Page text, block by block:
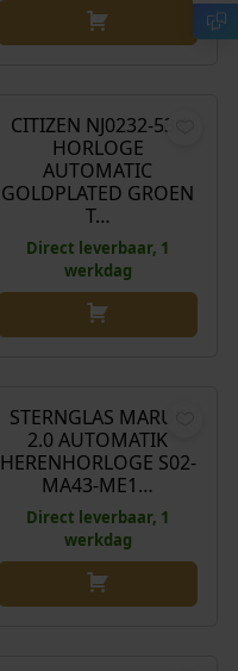
CITIZEN NJ0232-53X
HORLOGE
AUTOMATIC
GOLDPLATED GROEN
T…
Direct leverbaar, 1
werkdag
STERNGLAS MARUS
2.0 AUTOMATIK
HERENHORLOGE S02-
MA43-ME1…
Direct leverbaar, 1
werkdag